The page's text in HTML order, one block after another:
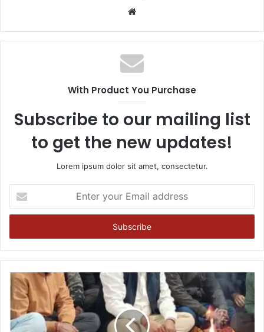
Website
With Product You Purchase
Subscribe to our mailing list
to get the new updates!
Lorem ipsum dolor sit amet, consectetur.
your
Email